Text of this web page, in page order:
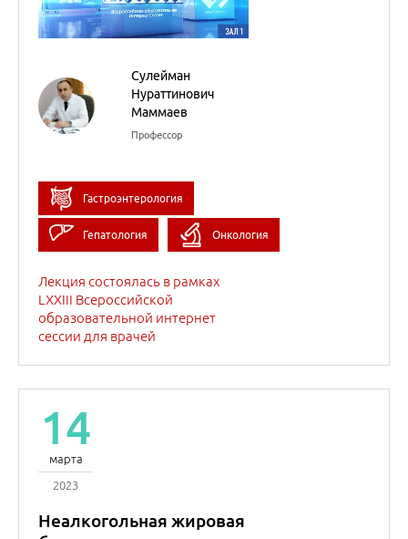
Лекция состоялась в рамках
сессии для врачей
14
марта
2023
болезнь печени:
вопросы генетической
предрасположенности
Гепатология